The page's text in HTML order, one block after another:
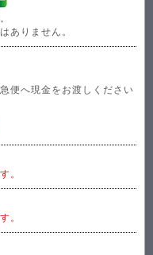
ありません。
便へ現金をお渡しください
。
。